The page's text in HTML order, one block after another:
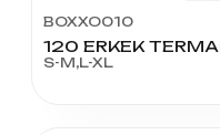
BOXXO010
120 ERKEK
S-M,L-XL